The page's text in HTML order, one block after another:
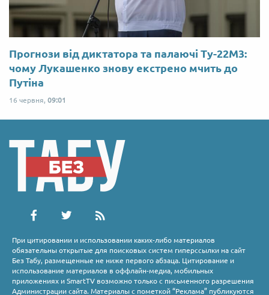
Прогнози від диктатора та палаючі Ту-22М3:
чому Лукашенко знову екстрено мчить до
Путіна
16 червня, 09:01
При цитировании и использовании каких-либо материалов
обязательны открытые для поисковых систем гиперссылки на сайт
Без Табу, размещенные не ниже первого абзаца. Цитирование и
использование материалов в оффлайн-медиа, мобильных
приложениях и SmartTV возможно только с письменного разрешения
Администрации сайта. Материалы с пометкой “Реклама” публикуются